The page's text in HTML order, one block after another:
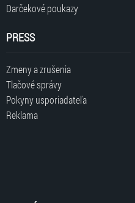
Darčekové poukazy
PRESS
Zmeny a zrušenia
Tlačové správy
Pokyny usporiadateľa
Reklama